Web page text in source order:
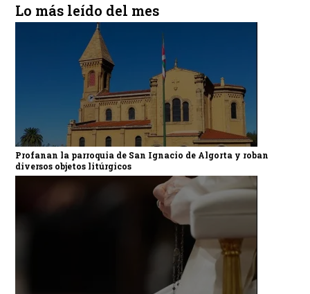
Lo más leído del mes
Profanan la parroquia de San Ignacio de Algorta y roban
diversos objetos litúrgicos